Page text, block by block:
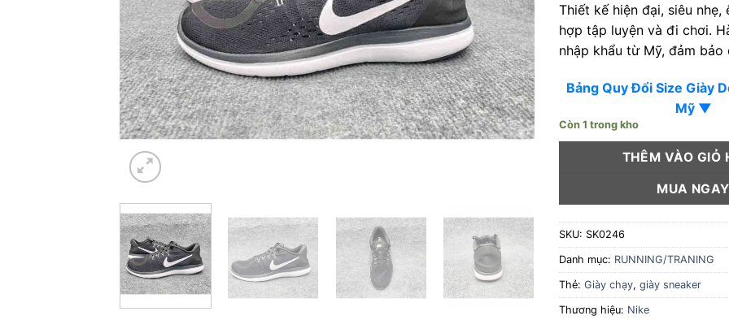
Thiết kế hiện đại, siêu nhẹ,
hợp tập luyện và đi chơi.
nhập khẩu từ Mỹ, đảm bảo
Bảng Quy Đổi Size Giày
Mỹ ▼
Còn 1 trong kho
THÊM VÀO GIỎ
MUA NGAY
SKU: SK0246
Danh mục: RUNNING/TRANING
Thẻ: Giày chạy, giày sneaker
Thương hiệu: Nike